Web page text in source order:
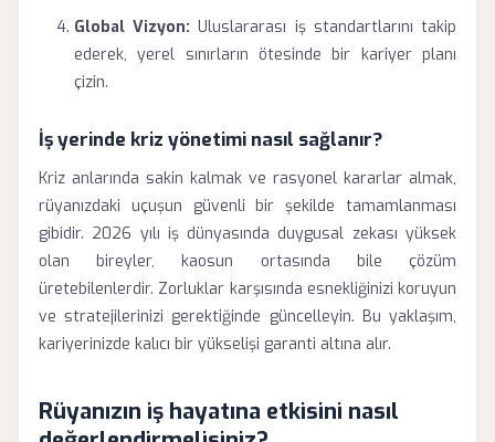
Global Vizyon: Uluslararası iş standartlarını takip
ederek, yerel sınırların ötesinde bir kariyer planı
çizin.
İş yerinde kriz yönetimi nasıl sağlanır?
Kriz anlarında sakin kalmak ve rasyonel kararlar almak,
rüyanızdaki uçuşun güvenli bir şekilde tamamlanması
gibidir. 2026 yılı iş dünyasında duygusal zekası yüksek
olan bireyler, kaosun ortasında bile çözüm
üretebilenlerdir. Zorluklar karşısında esnekliğinizi koruyun
ve stratejilerinizi gerektiğinde güncelleyin. Bu yaklaşım,
kariyerinizde kalıcı bir yükselişi garanti altına alır.
Rüyanızın iş hayatına etkisini nasıl